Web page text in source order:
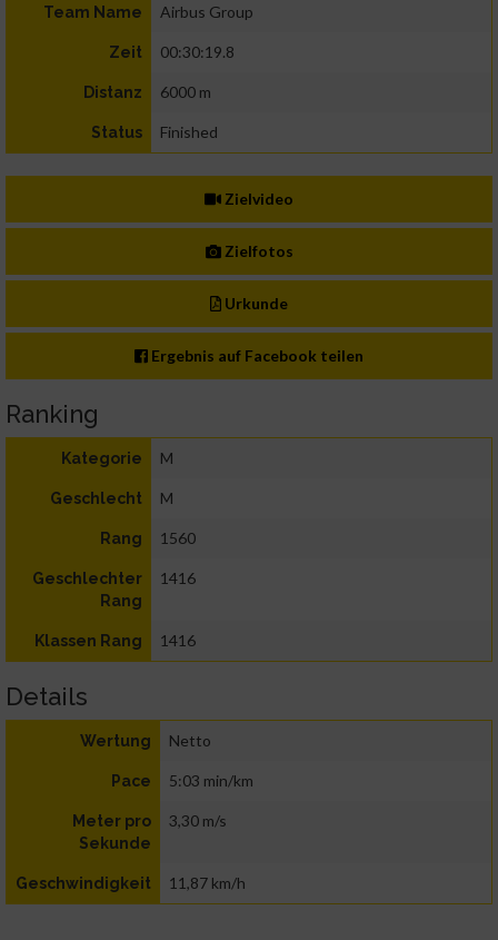
Team Name Airbus Group
Zeit 00:30:19.8
Distanz 6000 m
Status Finished
Zielvideo
Zielfotos
Urkunde
Ergebnis auf Facebook teilen
Ranking
Kategorie M
Geschlecht M
Rang 1560
Geschlechter
Rang
1416
Klassen Rang 1416
Details
Wertung Netto
Pace 5:03 min/km
Meter pro
Sekunde
3,30 m/s
Geschwindigkeit 11,87 km/h